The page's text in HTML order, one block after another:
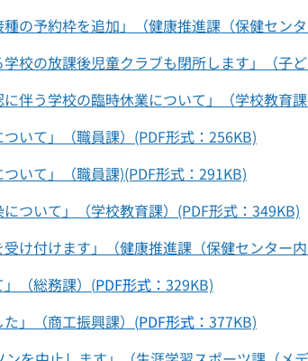
の予約枠を追加」（健康推進課（保健セン
校の放課後児童クラブも閉所します」（子
伴う学校の臨時休業について」（学校教育
いて」（職員課）(PDF形式：256KB)
いて」（職員課)(PDF形式：291KB)
ついて」（学校教育課）(PDF形式：349KB)
け付けます」（健康推進課（保健センター
」（総務課）(PDF形式： 329KB)
た」（商工振興課）(PDF形式： 377KB)